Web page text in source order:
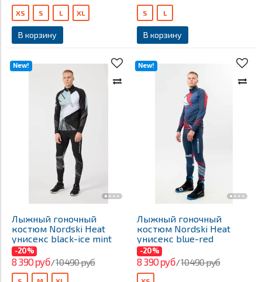
В корзину
XS S L XL
В корзину
S L
New!
Лыжный гоночный
костюм Nordski Heat
унисекс black-ice mint
-20%
8 390 руб/10 490 руб
New!
Лыжный гоночный
костюм Nordski Heat
унисекс blue-red
-20%
8 390 руб/10 490 руб